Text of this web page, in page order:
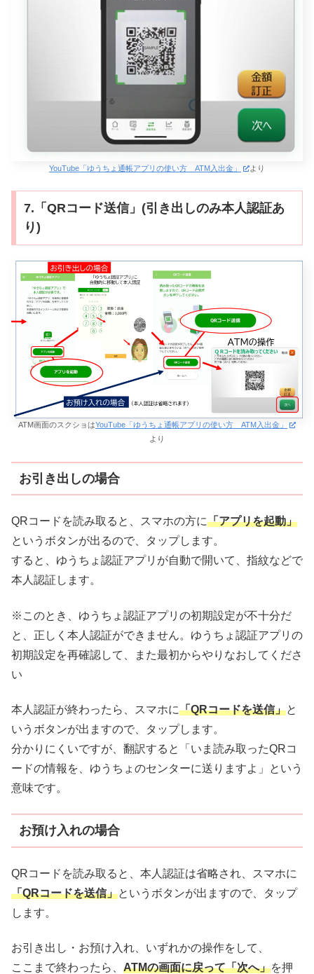
YouTube「ゆうちょ通帳アプリの使い方 ATM入出金」 より
7.「QRコード送信」(引き出しのみ本人認証あ
り)
ATM画面のスクショはYouTube「ゆうちょ通帳アプリの使い方 ATM入出金」
より
お引き出しの場合
QRコードを読み取ると、スマホの方に「アプリを起動」
というボタンが出るので、タップします。
すると、ゆうちょ認証アプリが自動で開いて、指紋などで
本人認証します。
※このとき、ゆうちょ認証アプリの初期設定が不十分だ
と、正しく本人認証ができません。ゆうちょ認証アプリの
初期設定を再確認して、また最初からやりなおしてくださ
い
本人認証が終わったら、スマホに「QRコードを送信」と
いうボタンが出ますので、タップします。
分かりにくいですが、翻訳すると「いま読み取ったQRコ
ードの情報を、ゆうちょのセンターに送りますよ」という
意味です。
お預け入れの場合
QRコードを読み取ると、本人認証は省略され、スマホに
「QRコードを送信」というボタンが出ますので、タップ
します。
お引き出し・お預け入れ、いずれかの操作をして、
ここまで終わったら、 ATMの画面に戻って「次へ」を押